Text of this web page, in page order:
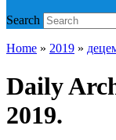
Search
Home » 2019 »
Daily
2019.